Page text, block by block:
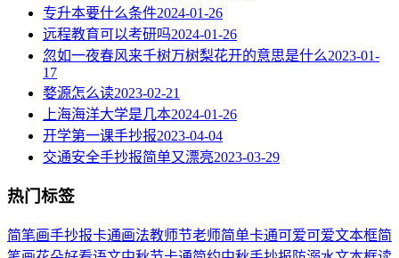
专升本要什么条件2024-01-26
远程教育可以考研吗2024-01-26
忽如一夜春风来千树万树梨花开的意思是什么2023-01-
17
婺源怎么读2023-02-21
上海海洋大学是几本2024-01-26
开学第一课手抄报2023-04-04
交通安全手抄报简单又漂亮2023-03-29
热门标签
简笔画手抄报卡通画法教师节老师简单卡通可爱可爱文本框简